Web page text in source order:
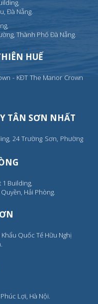
Đà Nẵng.
Thành Phố Đà Nẵng.
HUẾ
- KĐT The Manor Crown
TÂN SƠN NHẤT
24 Trường Sơn, Phường
1 Building,
Hải Phòng.
Khẩu Quốc Tế Hữu Nghị
Lợi, Hà Nội.